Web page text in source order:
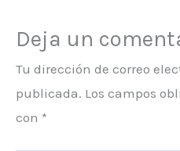
Deja un
Tu dirección de correo
publicada. Los campos
con *